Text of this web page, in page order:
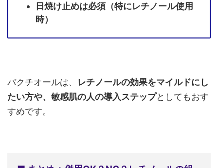
日焼け止めは必須（特にレチノール使用
時）
バクチオールは、 レチノールの効果をマイルドにし
たい方や、敏感肌の人の導入ステップとしてもおす
すめです。